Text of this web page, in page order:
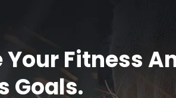
Fitness
Goals.